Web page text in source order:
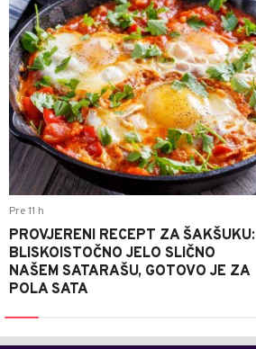
Pre 11 h
PROVJERENI RECEPT ZA ŠAKŠUKU:
BLISKOISTOČNO JELO SLIČNO
NAŠEM SATARAŠU, GOTOVO JE ZA
POLA SATA